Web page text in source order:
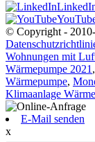
© Copyright -
Wohnungen mit
Wärmepumpe 2021 ,
Wärmepumpe,
Klimaanlage
E-Mail senden
x